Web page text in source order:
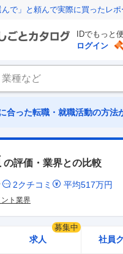
で」と頼んで実際に買ったレポ
IDでもっと
ログイン
合った転職・就職活動の方
の評価・業界との比較
2クチコミ 平均517万円
ト業界
求人
募集中
社員